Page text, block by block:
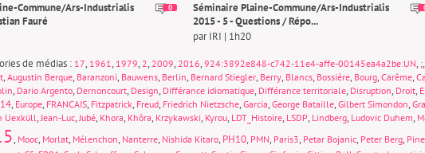
0
Commune/Ars-Industrialis
Fauré
Séminaire Plaine-Commune/Ars-Industrialis
2015 - 5 - Questions / Répo...
par IRI | 1h20
de médias : 17, 1961, 1979, 2, 2009, 2016, 924:3892e848-c742-11e4-affe-00145ea4a2be:UN, ;,
, Augustin Berque, Baranzoni, Bauwens, Berlin, Bernard Stiegler, Berry, Blancs, Bossière, Bourg, Carême,
, Dario Argento, Dernoncourt, Design, Différance idiomatique, Différance territoriale, Disruption, Droit,
, Europe, FRANCAIS, Fitzpatrick, Freud, Friedrich Nietzsche, Garcia, George Bataille, Gilbert Simondon,
Uexküll,Jean-Luc,Jubé, Khora, Khôra, Krzykawski, Kyrou, LDT_Histoire, LSDP, Lindberg, Ludovic Duhem,
, Mooc, Morlat, Mélenchon, Nanterre, Nishida Kitaro, PH10, PMN, Paris3, Petar Bojanic, Peter Berg,